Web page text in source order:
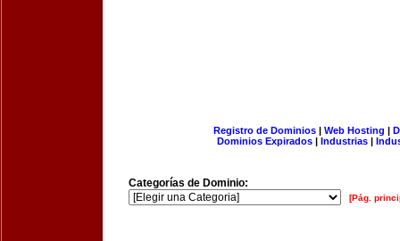
Registro de Dominios| Web Hosting |
Dominios Expirados | Industrias |
Categorías de Dominio:
[Pág.